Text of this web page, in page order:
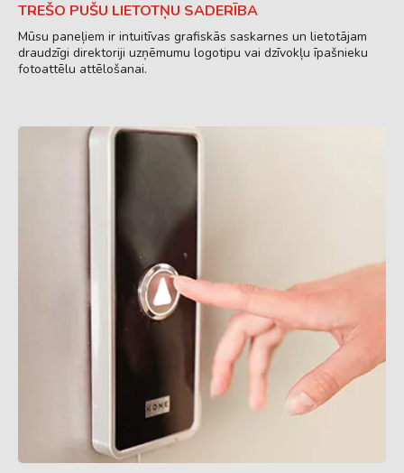
TREŠO PUŠU LIETOTŅU SADERĪBA
Mūsu paneļiem ir intuitīvas grafiskās saskarnes un lietotājam
draudzīgi direktoriji uzņēmumu logotipu vai dzīvokļu īpašnieku
fotoattēlu attēlošanai.